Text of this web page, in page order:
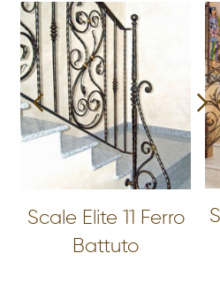
Scale Elite 11 Ferro
Battuto